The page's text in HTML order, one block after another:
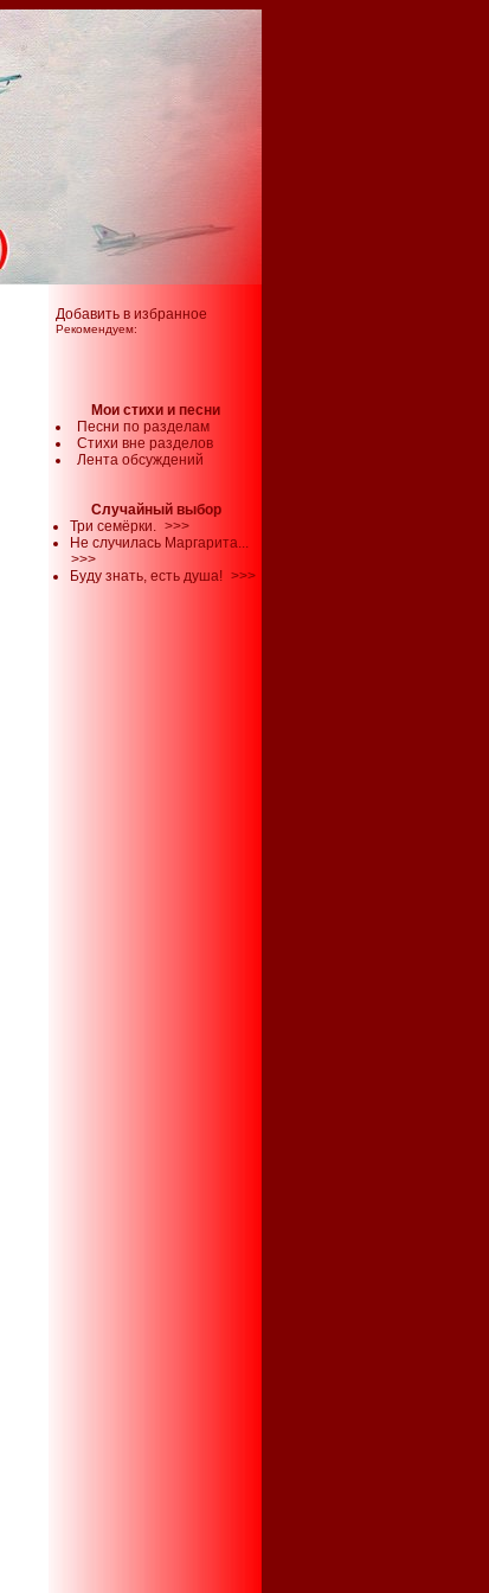
Добавить в избранное
Рекомендуем:
Мои стихи и песни
Песни по разделам
Стихи вне разделов
Лента обсуждений
Случайный выбор
Три семёрки. >>>
Не случилась Маргарита...
>>>
Буду знать, есть душа! >>>